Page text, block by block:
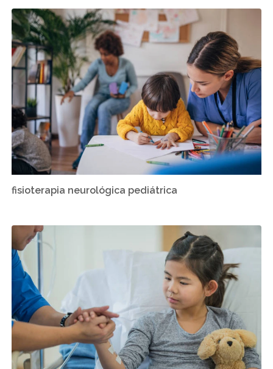
fisioterapia neurológica pediátrica